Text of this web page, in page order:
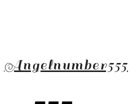
Angelnumber555